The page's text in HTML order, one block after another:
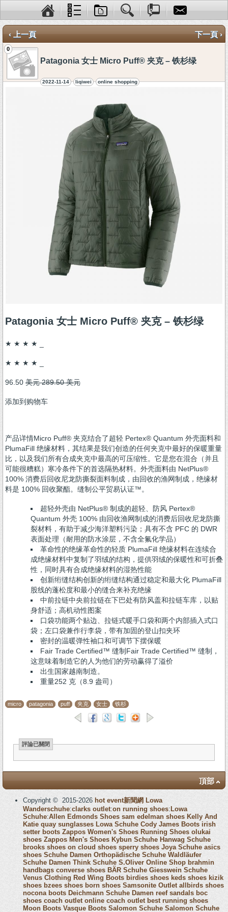
‹ 上一頁 下一頁 ›
0
Patagonia 女士 Micro Puff® 夹克 – 铁杉绿
2022-11-14 liqiwei online shopping
Patagonia 女士 Micro Puff® 夹克 – 铁杉绿
★ ★ ★ ★ _
★ ★ ★ ★ _
96.50 美元 289.50 美元
添加到购物车
产品详情Micro Puff® 夹克结合了超轻 Pertex® Quantum 外壳面料和
PlumaFill 绝缘材料，其结果是我们创造的任何夹克中最好的保暖重量
比，以及我们所有合成夹克中最高的可压缩性。它是您在混合（并且
可能很糟糕）寒冷条件下的首选隔热材料。外壳面料由 NetPlus®
100% 消费后回收尼龙防撕裂面料制成，由回收的渔网制成，绝缘材
料是 100% 回收聚酯。缝制公平贸易认证™。
超轻外壳由 NetPlus® 制成的超轻、防风 Pertex®
Quantum 外壳 100% 由回收渔网制成的消费后回收尼龙防撕
裂材料，有助于减少海洋塑料污染；具有不含 PFC 的 DWR
表面处理（耐用的防水涂层，不含全氟化学品）
革命性的绝缘革命性的轻质 PlumaFill 绝缘材料在连续合
成绝缘材料中复制了羽绒的结构，提供羽绒的保暖性和可折叠
性，同时具有合成绝缘材料的湿热性能
创新绗缝结构创新的绗缝结构通过稳定和最大化 PlumaFill
股线的蓬松度和最小的缝合来补充绝缘
中前拉链中央前拉链在下巴处有防风盖和拉链车库，以贴
身舒适；高机动性图案
口袋功能两个贴边、拉链式暖手口袋和两个内部插入式口
袋；左口袋兼作行李袋，带有加固的登山扣夹环
密封的温暖弹性袖口和可调节下摆保暖
Fair Trade Certified™ 缝制Fair Trade Certified™ 缝制，
这意味着制造它的人为他们的劳动赢得了溢价
出生国家越南制造。
重量252 克（8.9 盎司）
micro patagonia puff 夹克 女士 铁杉
評論已關閉
頂部
Copyright © 2015-2026 hot event新聞網 Lowa
Wanderschuhe:clarks outlet:on running shoes: Lowa
Schuhe:Allen Edmonds Shoes sam edelman shoes Kelly And
Katie quay sunglasses Lowa Schuhe Cody James Boots irish
setter boots Zappos Women's Shoes Running Shoes olukai
shoes Zappos Men's Shoes Kybun Schuhe Hanwag Schuhe
brooks shoes on cloud shoes sperry shoes Joya Schuhe asics
shoes Schuhe Damen Orthopädische Schuhe Waldläufer
Schuhe Damen Think Schuhe S.Oliver Online Shop brahmin
handbags converse shoes BÄR Schuhe Giesswein Schuhe
Venus Clothing Red Wing Boots birdies shoes keds shoes kizik
shoes bzees shoes born shoes Samsonite Outlet allbirds shoes
nocona boots Deichmann Schuhe Damen reef sandals boc
shoes coach outlet online coach outlet best running shoes
Moon Boots Vasque Boots Salomon Schuhe Salomon Schuhe